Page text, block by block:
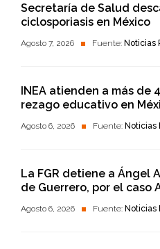
Secretaría de Salud
ciclosporiasis en México
Agosto 7, 2026 Fuente: Noticias
INEA atienden a más de
rezago educativo en
Agosto 6, 2026 Fuente: Noticias
La FGR detiene a Ángel
de Guerrero, por el caso
Agosto 6, 2026 Fuente: Noticias